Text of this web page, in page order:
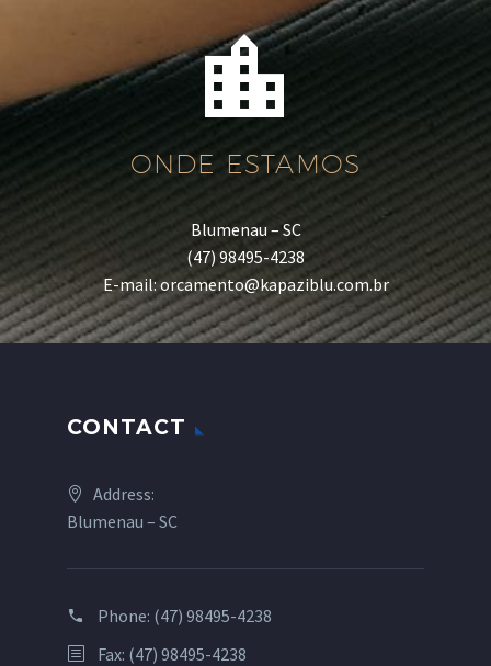


ONDE ESTAMOS
Blumenau – SC
(47) 98495-4238
E-mail: orcamento@kapaziblu.com.br
CONTACT
Address:
Blumenau – SC
Phone: (47) 98495-4238
Fax: (47) 98495-4238